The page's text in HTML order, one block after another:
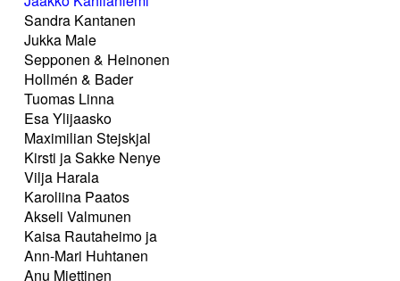
Sandra Kantanen
Jukka Male
Sepponen & Heinonen
Hollmén & Bader
Tuomas Linna
Esa Ylijaasko
Maximilian Stejskjal
Kirsti ja Sakke Nenye
Vilja Harala
Karoliina Paatos
Akseli Valmunen
Kaisa Rautaheimo ja
Ann-Mari Huhtanen
Anu Miettinen